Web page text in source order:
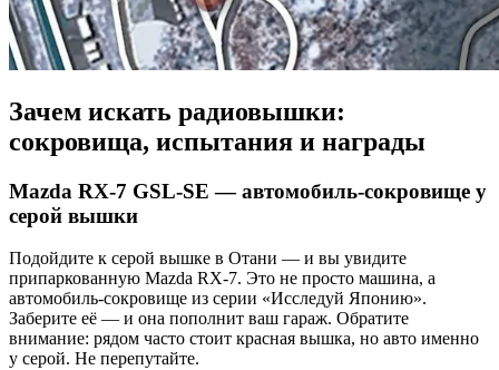
Зачем искать радиовышки:
сокровища, испытания и награды
Mazda RX-7 GSL-SE — автомобиль-сокровище у
серой вышки
Подойдите к серой вышке в Отани — и вы увидите
припаркованную Mazda RX-7. Это не просто машина, а
автомобиль-сокровище из серии «Исследуй Японию».
Заберите её — и она пополнит ваш гараж. Обратите
внимание: рядом часто стоит красная вышка, но авто именно
у серой. Не перепутайте.